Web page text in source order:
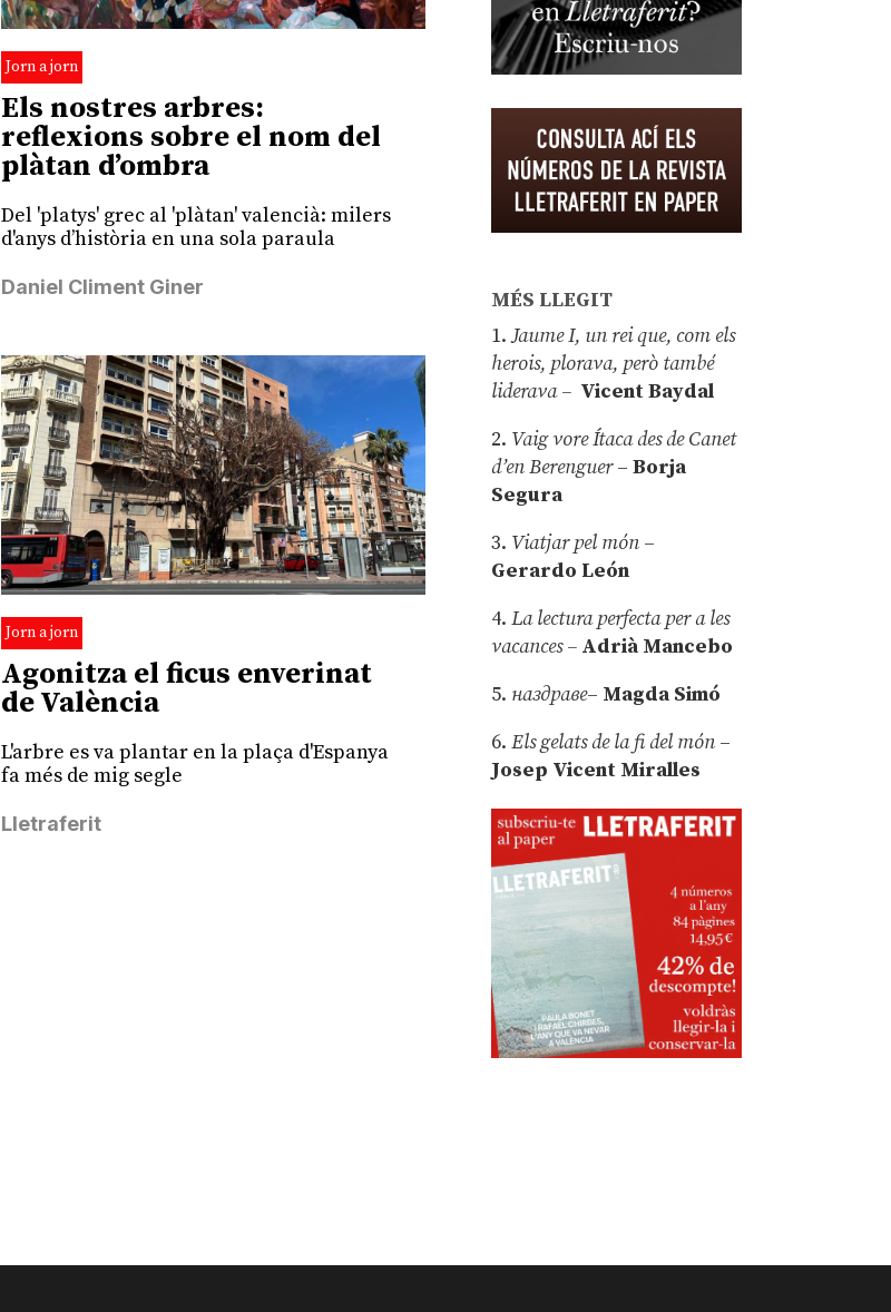
Jorn a jorn
Els nostres arbres:
reflexions sobre el nom del
plàtan d’ombra
Del 'platys' grec al 'plàtan' valencià: milers
d'anys d’història en una sola paraula
Daniel Climent Giner
Jorn a jorn
Agonitza el ficus enverinat
de València
L'arbre es va plantar en la plaça d'Espanya
fa més de mig segle
Lletraferit
MÉS LLEGIT
1.Jaume I, un rei que, com els
herois, plorava, però també
liderava – Vicent Baydal
2. Vaig vore Ítaca des de Canet
d’en Berenguer–Borja
Segura
3. Viatjar pel món –
Gerardo León
4.La lectura perfecta per a les
vacances – Adrià Mancebo
5. наздраве– Magda Simó
6.Els gelats de la fi del món –
Josep Vicent Miralles